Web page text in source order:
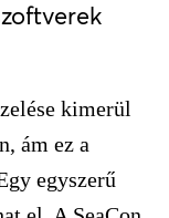
kimerül
ám ez a
egyszerű